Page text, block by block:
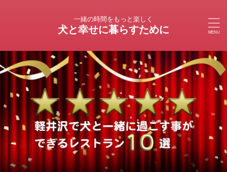
一緒の時間をもっと楽しく
犬と幸せに暮らすために